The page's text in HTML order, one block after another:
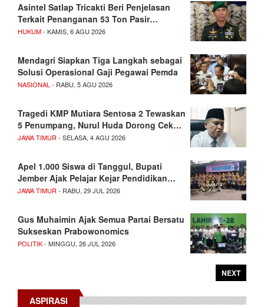
Asintel Satlap Tricakti Beri Penjelasan
Terkait Penanganan 53 Ton Pasir…
HUKUM- KAMIS, 6 AGU 2026
Mendagri Siapkan Tiga Langkah sebagai
Solusi Operasional Gaji Pegawai Pemda
NASIONAL - RABU, 5 AGU 2026
Tragedi KMP Mutiara Sentosa 2 Tewaskan
5 Penumpang, Nurul Huda Dorong Cek…
JAWA TIMUR - SELASA, 4 AGU 2026
Apel 1.000 Siswa di Tanggul, Bupati
Jember Ajak Pelajar Kejar Pendidikan…
JAWA TIMUR - RABU, 29 JUL 2026
Gus Muhaimin Ajak Semua Partai Bersatu
Sukseskan Prabowonomics
POLITIK- MINGGU, 26 JUL 2026
NEXT
ASPIRASI